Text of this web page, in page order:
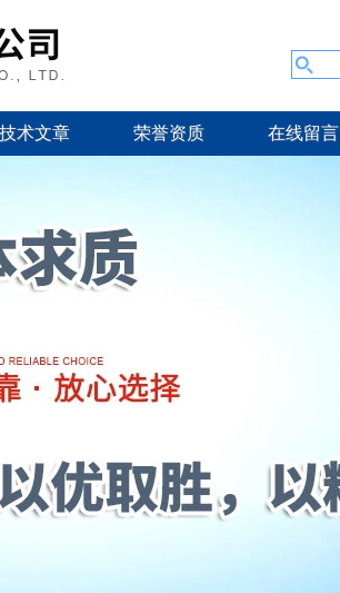
技术文章 荣誉资质 在线留言